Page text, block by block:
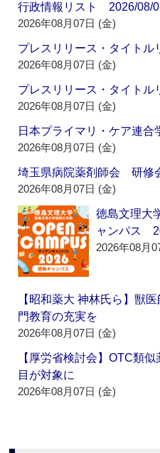
行政情報リスト 2026/08/
2026年08月07日 (金)
プレスリリース・タイト
2026年08月07日 (金)
プレスリリース・タイト
2026年08月07日 (金)
日本プライマリ・ケア連
2026年08月07日 (金)
埼玉県病院薬剤師会 研
2026年08月07日 (金)
徳島文理
ャンパス
2026年08月
【昭和薬大 神林氏ら】獣
門教育の充実を
2026年08月07日 (金)
【厚労省検討会】OTC類
目が対象に
2026年08月07日 (金)